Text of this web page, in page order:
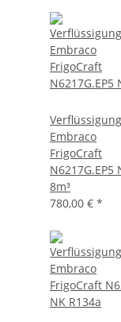
Embraco
FrigoCraft
N6217G.EP5
8m³
780,00 € *